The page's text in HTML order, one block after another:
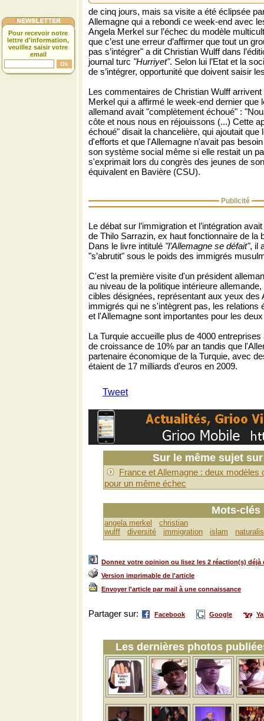
Pour recevoir notre
lettre d'information,
veuillez saisir votre
email
de cinq jours, mais sa visite a été éclipsée
Allemagne qui a rebondi ce week-end avec
Angela Merkel sur l’échec du modèle
que c’est une erreur d’affirmer que tout un
pas s’intégrer" a dit Christian Wulff dans
journal turc "Hurriyet". Selon lui l’Etat et la
de s’intégrer, opportunité que doivent saisir
Les commentaires de Christian Wulff arrivent
Merkel qui a affirmé le week-end dernier que
allemand avait "complètement échoué" :
côte et nous nous en réjouissons (...) Cette
échoué" disait la chancelière, qui ajoutait
d'efforts et que l'Allemagne n'avait pas
son système social même si elle restait un
s'exprimait lors du congrès des jeunes de
équivalent en Bavière (CSU).
Publicité
Le débat sur l’immigration et l’intégration
de Thilo Sarrazin, ex haut fonctionnaire de la
Dans le livre intitulé "l’Allemagne se défait", il
"s’abrutit" sous le poids des immigrés
C'est la première visite d'un président
au niveau de la politique intérieure
cibles désignées, représentant aux yeux des
immigrés qui ne s'intègrent pas, les relations
et l'Allemagne sont importantes pour les
La Turquie accueille plus de 4000
de croissance de 10% par an tandis que
partenaire économique de la Turquie, avec
étaient de 17 milliards d'euros en 2009.
Tweet
Sur le même sujet
France et Allemagne : deux modèles
pour un même échec
Mots-clés
angela merkel
christian
wulff
diversité immigration islam
Donnez votre opinion ou lisez les 2 réaction(s) déjà
Version imprimable de l'article
Envoyer l'article par mail à une connaissance
Partager sur: Facebook Google
Les dernières photos